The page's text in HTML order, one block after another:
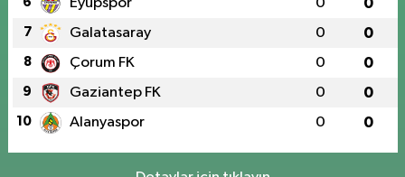
Eyüpspor 0 0
7 Galatasaray 0 0
8 Çorum FK 0 0
9 Gaziantep FK 0 0
10 Alanyaspor 0 0